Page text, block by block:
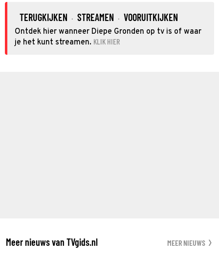
TERUGKIJKEN · STREAMEN · VOORUITKIJKEN
Ontdek hier wanneer Diepe Gronden op tv is of waar
je het kunt streamen. KLIK HIER
Meer nieuws van TVgids.nl MEER NIEUWS